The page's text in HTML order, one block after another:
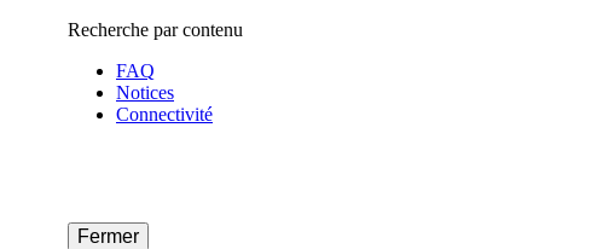
Recherche par contenu
FAQ
Notices
Connectivité
Fermer